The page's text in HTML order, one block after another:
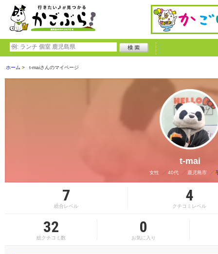
ホーム t-maiさんのマイページ
t-mai
女性 40代 鹿児島市
7
総合レベル
4
クチコミレベル
32
総クチコミ数
0
お気に入り